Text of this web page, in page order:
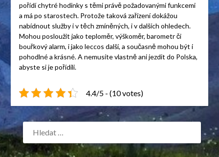
pořídí chytré hodinky s těmi právě požadovanými funkcemi
a má po starostech. Protože taková zařízení dokážou
nabídnout služby i v těch zmíněných, i v dalších ohledech.
Mohou posloužit jako teploměr, výškoměr, barometr či
bouřkový alarm, i jako leccos další, a současně mohou být i
pohodlné a krásné. A nemusíte vlastně ani jezdit do Polska,
abyste si je pořídili.
4.4/5 - (10 votes)